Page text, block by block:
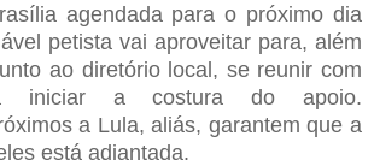
agendada para o próximo dia
petista vai aproveitar para, além
ao diretório local, se reunir com
iniciar a costura do apoio.
a Lula, aliás, garantem que a
está adiantada.